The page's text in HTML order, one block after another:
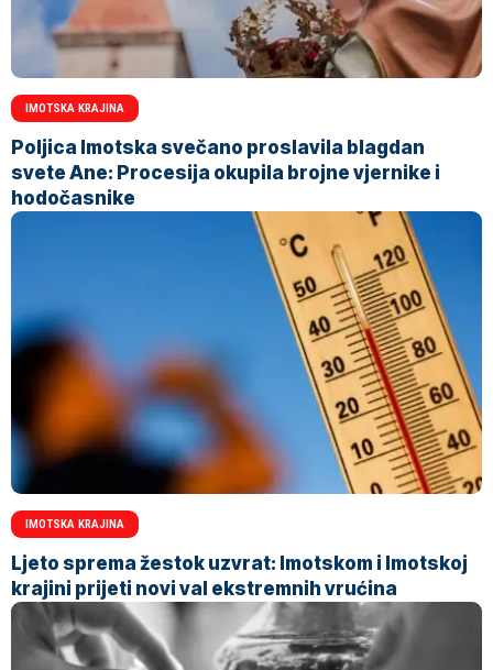
IMOTSKA KRAJINA
Poljica Imotska svečano proslavila blagdan
svete Ane: Procesija okupila brojne vjernike i
hodočasnike
IMOTSKA KRAJINA
Ljeto sprema žestok uzvrat: Imotskom i Imotskoj
krajini prijeti novi val ekstremnih vrućina